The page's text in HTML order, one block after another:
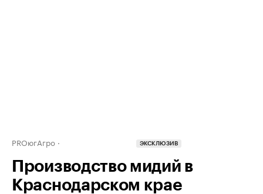
PROюгАгро ЭКСКЛЮЗИВ
Производство мидий в
Краснодарском крае